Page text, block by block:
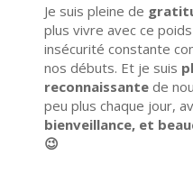
Je suis pleine de
plus vivre avec ce
insécurité constante
nos débuts. Et je suis
reconnaissantede
peu plus chaque jour,
bienveillance, et
😉